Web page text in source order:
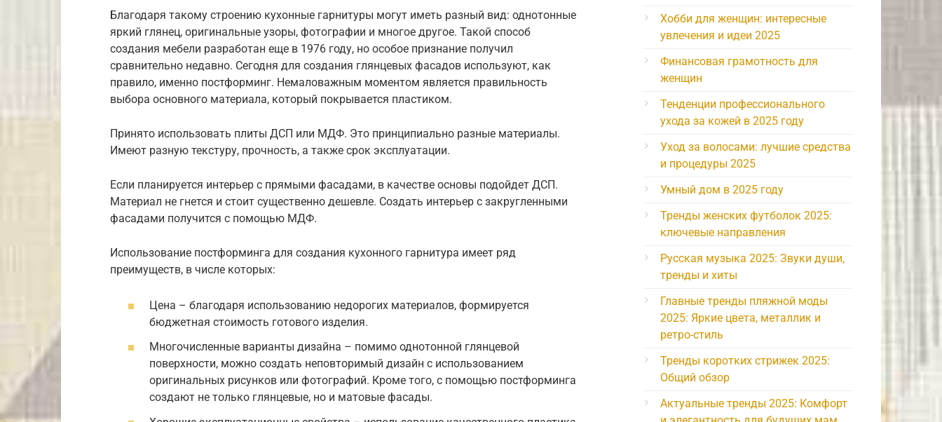
Благодаря такому строению кухонные гарнитуры могут иметь разный вид: однотонные
яркий глянец, оригинальные узоры, фотографии и многое другое. Такой способ
создания мебели разработан еще в 1976 году, но особое признание получил
сравнительно недавно. Сегодня для создания глянцевых фасадов используют, как
правило, именно постформинг. Немаловажным моментом является правильность
выбора основного материала, который покрывается пластиком.
Принято использовать плиты ДСП или МДФ. Это принципиально разные материалы.
Имеют разную текстуру, прочность, а также срок эксплуатации.
Если планируется интерьер с прямыми фасадами, в качестве основы подойдет ДСП.
Материал не гнется и стоит существенно дешевле. Создать интерьер с закругленными
фасадами получится с помощью МДФ.
Использование постформинга для создания кухонного гарнитура имеет ряд
преимуществ, в числе которых:
Цена – благодаря использованию недорогих материалов, формируется
бюджетная стоимость готового изделия.
Многочисленные варианты дизайна – помимо однотонной глянцевой
поверхности, можно создать неповторимый дизайн с использованием
оригинальных рисунков или фотографий. Кроме того, с помощью постформинга
создают не только глянцевые, но и матовые фасады.
Хобби для женщин: интересные
увлечения и идеи 2025
Финансовая грамотность для
женщин
Тенденции профессионального
ухода за кожей в 2025 году
Уход за волосами: лучшие средства
и процедуры 2025
Умный дом в 2025 году
Тренды женских футболок 2025:
ключевые направления
Русская музыка 2025: Звуки души,
тренды и хиты
Главные тренды пляжной моды
2025: Яркие цвета, металлик и
ретро-стиль
Тренды коротких стрижек 2025:
Общий обзор
Актуальные тренды 2025: Комфорт